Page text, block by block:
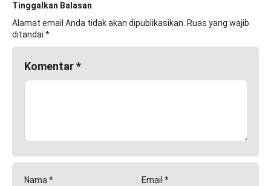
Tinggalkan Balasan
Alamat email Anda tidak akan dipublikasikan. Ruas yang wajib
ditandai *
Komentar*
Nama* Email *